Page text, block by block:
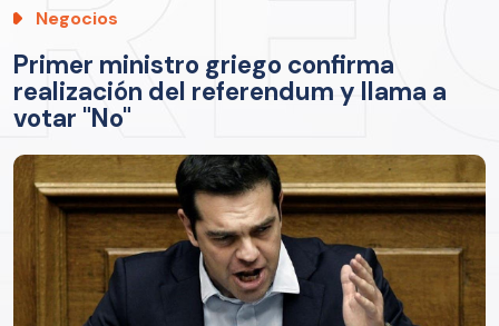
Negocios
Primer ministro griego confirma
realización del referendum y llama a
votar "No"